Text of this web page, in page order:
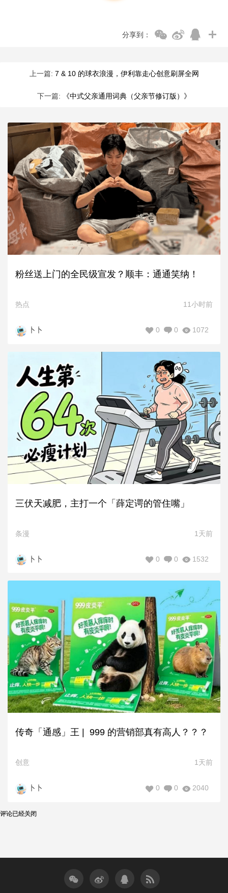
分享到：
上一篇: 7 & 10 的球衣浪漫，伊利靠走心创意刷屏全网
下一篇: 《中式父亲通用词典（父亲节修订版）》
粉丝送上门的全民级宣发？顺丰：通通笑纳！
热点 11小时前
卜卜 1072
0
0
三伏天减肥，主打一个「薛定谔的管住嘴」
条漫 1天前
卜卜 1532
0
0
传奇「通感」王 | 999 的营销部真有高人？？？
创意 1天前
卜卜 2040
0
0
评论已经关闭